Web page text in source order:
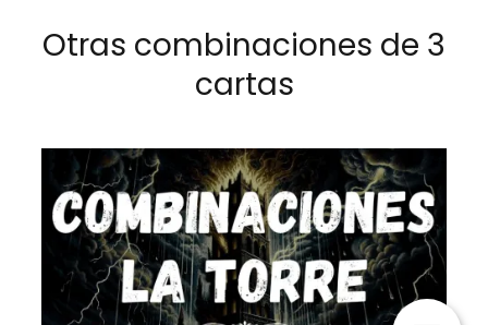
Otras combinaciones de 3
cartas